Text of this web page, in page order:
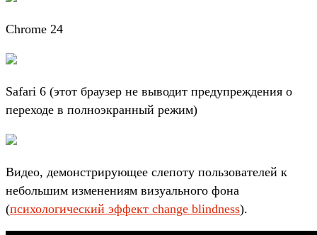
Chrome 24
Safari 6 (этот браузер не выводит предупреждения о
переходе в полноэкранный режим)
Видео, демонстрирующее слепоту пользователей к
небольшим изменениям визуального фона
(психологический эффект change blindness).